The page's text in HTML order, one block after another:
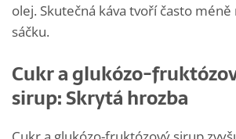
olej. Skutečná káva tvoří často méně
sáčku.
Cukr a glukózo-
sirup: Skrytá hrozba